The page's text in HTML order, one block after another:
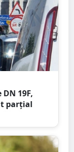
19F,
parțial